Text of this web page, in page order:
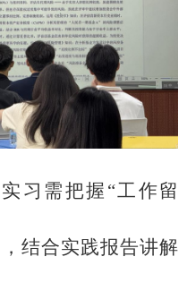
习需把握 “工作留
结合实践报告讲解